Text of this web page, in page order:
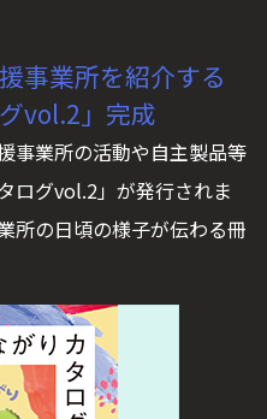
事業所を紹介する
vol.2」完成
事業所の活動や自主製品等
ログvol.2」が発行されま
所の日頃の様子が伝わる冊